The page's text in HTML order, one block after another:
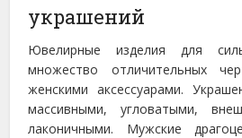
украшений
Ювелирные изделия для
множество отличительных
женскими аксессуарами.
массивными, угловатыми,
лаконичными. Мужские